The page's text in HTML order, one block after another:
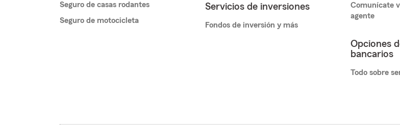
Seguro de casas rodantes
Seguro de motocicleta
Servicios de inversiones
Fondos de inversión y más
Comunícate
agente
Opciones
bancarios
Todo sobre